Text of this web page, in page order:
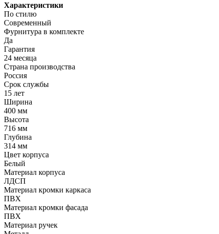
Характеристики
По стилю
Современный
Фурнитура в комплекте
Да
Гарантия
24 месяца
Страна производства
Россия
Срок службы
15 лет
Ширина
400 мм
Высота
716 мм
Глубина
314 мм
Цвет корпуса
Белый
Материал корпуса
ЛДСП
Материал кромки каркаса
ПВХ
Материал кромки фасада
ПВХ
Материал ручек